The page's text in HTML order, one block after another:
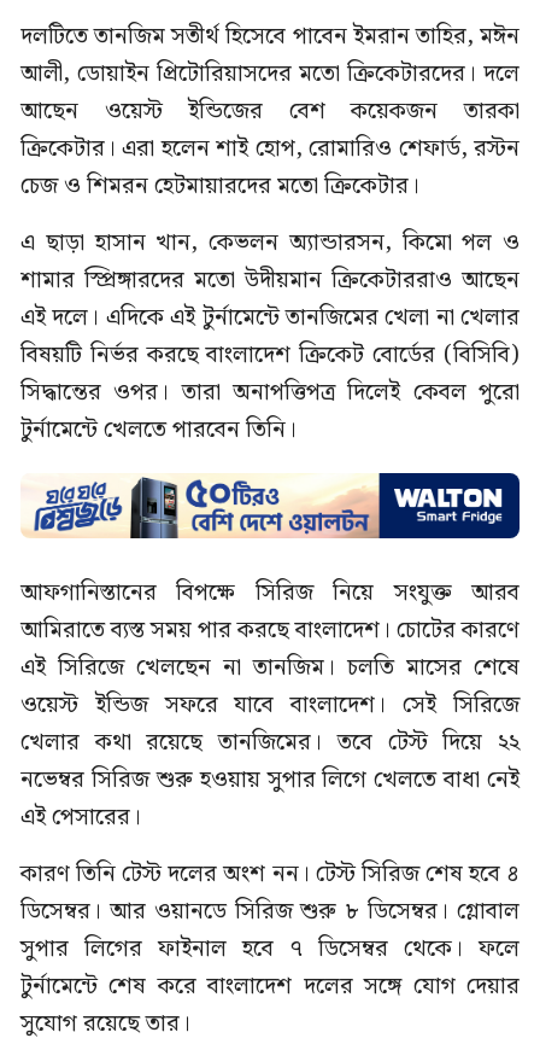
দলটিতে তানজিম সতীর্থ হিসেবে পাবেন ইমরান তাহির, মঈন
আলী, ডোয়াইন প্রিটোরিয়াসদের মতো ক্রিকেটারদের। দলে
আছেন ওয়েস্ট ইন্ডিজের বেশ কয়েকজন তারকা
ক্রিকেটার। এরা হলেন শাই হোপ, রোমারিও শেফার্ড, রস্টন
চেজ ও শিমরন হেটমায়ারদের মতো ক্রিকেটার।
এ ছাড়া হাসান খান, কেভলন অ্যান্ডারসন, কিমো পল ও
শামার স্প্রিঙ্গারদের মতো উদীয়মান ক্রিকেটাররাও আছেন
এই দলে। এদিকে এই টুর্নামেন্টে তানজিমের খেলা না খেলার
বিষয়টি নির্ভর করছে বাংলাদেশ ক্রিকেট বোর্ডের (বিসিবি)
সিদ্ধান্তের ওপর। তারা অনাপত্তিপত্র দিলেই কেবল পুরো
টুর্নামেন্টে খেলতে পারবেন তিনি।
আফগানিস্তানের বিপক্ষে সিরিজ নিয়ে সংযুক্ত আরব
আমিরাতে ব্যস্ত সময় পার করছে বাংলাদেশ। চোটের কারণে
এই সিরিজে খেলছেন না তানজিম। চলতি মাসের শেষে
ওয়েস্ট ইন্ডিজ সফরে যাবে বাংলাদেশ। সেই সিরিজে
খেলার কথা রয়েছে তানজিমের। তবে টেস্ট দিয়ে ২২
নভেম্বর সিরিজ শুরু হওয়ায় সুপার লিগে খেলতে বাধা নেই
এই পেসারের।
কারণ তিনি টেস্ট দলের অংশ নন। টেস্ট সিরিজ শেষ হবে ৪
ডিসেম্বর। আর ওয়ানডে সিরিজ শুরু ৮ ডিসেম্বর। গ্লোবাল
সুপার লিগের ফাইনাল হবে ৭ ডিসেম্বর থেকে। ফলে
টুর্নামেন্টে শেষ করে বাংলাদেশ দলের সঙ্গে যোগ দেয়ার
সুযোগ রয়েছে তার।